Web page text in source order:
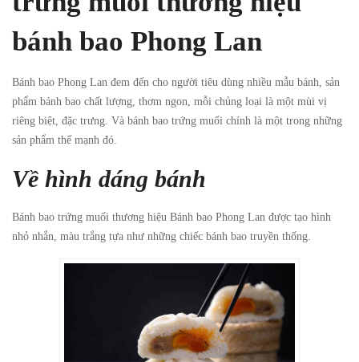
bánh bao Phong Lan
Bánh bao Phong Lan đem đến cho người tiêu dùng nhiều mẫu bánh, sản
phẩm bánh bao chất lượng, thơm ngon, mỗi chủng loại là một mùi vị
riêng biệt, đặc trưng. Và bánh bao trứng muối chính là một trong những
sản phẩm thế mạnh đó.
Về hình dáng bánh
Bánh bao trứng muối thương hiệu Bánh bao Phong Lan được tạo hình
nhỏ nhắn, màu trắng tựa như những chiếc bánh bao truyền thống.